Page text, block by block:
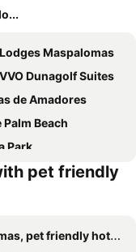
Maspalomas
Dunagolf Suites
de Amadores
Palm Beach
Park
Maspalomas
Playa Del Ingles I
pet friendly
pet friendly hotels